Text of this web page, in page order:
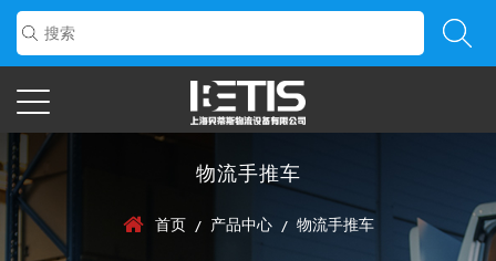
物流手推车
首页 / 产品中心 / 物流手推车